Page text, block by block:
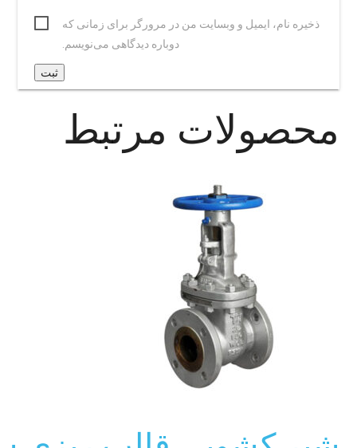
ذخیره نام، ایمیل و وبسایت من در مرورگر برای زمانی که
دوباره دیدگاهی می‌نویسم.
محصولات مرتبط